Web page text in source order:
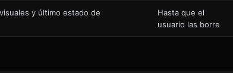
y último estado de
Hasta que el
usuario las borre